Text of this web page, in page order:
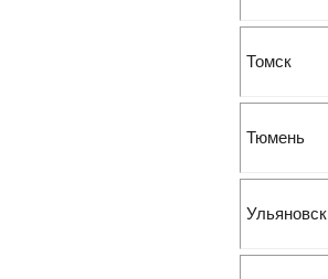
Томск
Тюмень
Ульяновск